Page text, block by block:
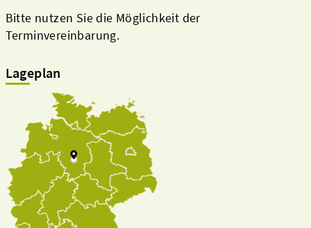
Bitte nutzen Sie die Möglichkeit der
Terminvereinbarung.
Lageplan